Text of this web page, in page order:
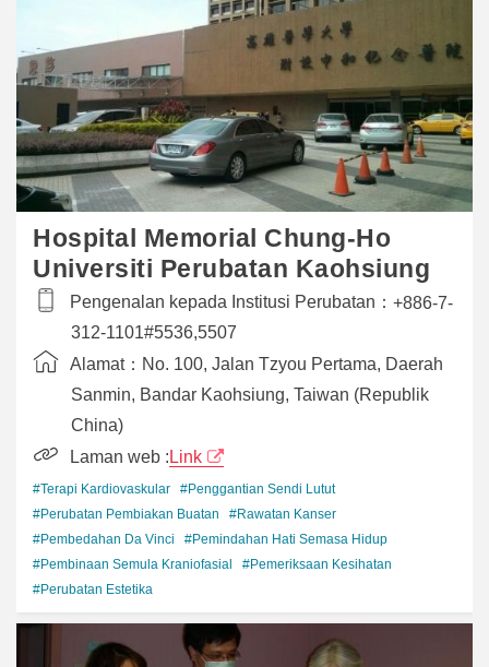
Hospital Memorial Chung-Ho
Universiti Perubatan Kaohsiung
Pengenalan kepada Institusi Perubatan： +886-7-
312-1101#5536,5507
Alamat： No. 100, Jalan Tzyou Pertama, Daerah
Sanmin, Bandar Kaohsiung, Taiwan (Republik
China)
Laman web : Link
#Terapi Kardiovaskular
#Penggantian Sendi Lutut
#Perubatan Pembiakan Buatan
#Rawatan Kanser
#Pembedahan Da Vinci
#Pemindahan Hati Semasa Hidup
#Pembinaan Semula Kraniofasial
#Pemeriksaan Kesihatan
#Perubatan Estetika